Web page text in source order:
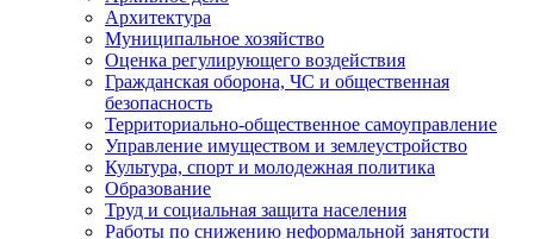
Архитектура
Муниципальное хозяйство
Оценка регулирующего воздействия
Гражданская оборона, ЧС и общественная
безопасность
Территориально-общественное самоуправление
Управление имуществом и землеустройство
Культура, спорт и молодежная политика
Образование
Труд и социальная защита населения
Работы по снижению неформальной занятости